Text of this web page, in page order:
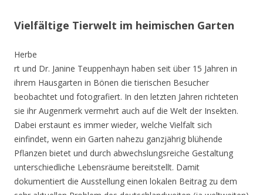
Vielfältige Tierwelt im heimischen Garten
Herbe
rt und Dr. Janine Teuppenhayn haben seit über 15 Jahren in
ihrem Hausgarten in Bönen die tierischen Besucher
beobachtet und fotografiert. In den letzten Jahren richteten
sie ihr Augenmerk vermehrt auch auf die Welt der Insekten.
Dabei erstaunt es immer wieder, welche Vielfalt sich
einfindet, wenn ein Garten nahezu ganzjährig blühende
Pflanzen bietet und durch abwechslungsreiche Gestaltung
unterschiedliche Lebensräume bereitstellt. Damit
dokumentiert die Ausstellung einen lokalen Beitrag zu dem